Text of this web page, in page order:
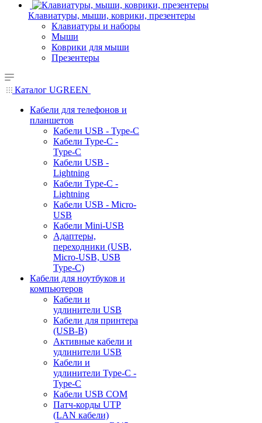
Клавиатуры, мыши, коврики, презентеры
Клавиатуры и наборы
Мыши
Коврики для мыши
Презентеры
Каталог UGREEN
Кабели для телефонов и
планшетов
Кабели USB - Type-C
Кабели Type-C -
Type-C
Кабели USB -
Lightning
Кабели Type-C -
Lightning
Кабели USB - Micro-
USB
Кабели Mini-USB
Адаптеры,
переходники (USB,
Micro-USB, USB
Type-C)
Кабели для ноутбуков и
компьютеров
Кабели и
удлинители USB
Кабели для принтера
(USB-B)
Активные кабели и
удлинители USB
Кабели и
удлинители Type-C -
Type-C
Кабели USB COM
Патч-корды UTP
(LAN кабели)